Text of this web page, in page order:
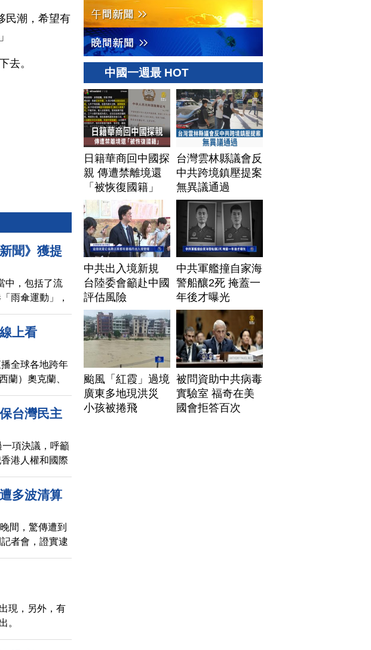
民潮，希望有
去。
聞》獲提
中，包括了流
雨傘運動」，
落地後，羅冠
，非營利新聞
上看
全球各地跨年
蘭）奧克蘭、
（杜拜）等城
台灣民主
項決議，呼籲
港人權和國際
意與國際夥伴
多波清算
間，驚傳遭到
者會，證實逮
絕合作，最終
現，另外，有
。
中國一週最 HOT
日籍華商回中國探
親 傳遭禁離境還
「被恢復國籍」
台灣雲林縣議會反
中共跨境鎮壓提案
無異議通過
中共出入境新規
台陸委會籲赴中國
評估風險
中共軍艦撞自家海
警船釀2死 掩蓋一
年後才曝光
颱風「紅霞」過境
廣東多地現洪災
小孩被捲飛
被問資助中共病毒
實驗室 福奇在美
國會拒答百次